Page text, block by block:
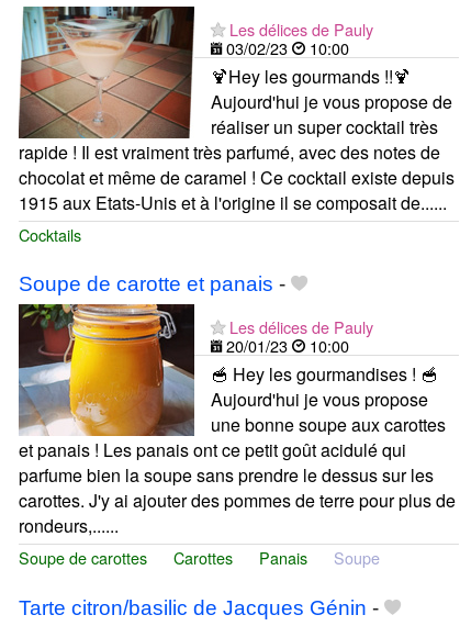
Les délices de Pauly
03/02/23
10:00
🍹Hey les gourmands !!🍹
Aujourd'hui je vous propose de
réaliser un super cocktail très
rapide ! Il est vraiment très parfumé, avec des notes de
chocolat et même de caramel ! Ce cocktail existe depuis
1915 aux Etats-Unis et à l'origine il se composait de......
Cocktails
Soupe de carotte et panais -
Les délices de Pauly
20/01/23
10:00
🥣 Hey les gourmandises ! 🥣
Aujourd'hui je vous propose
une bonne soupe aux carottes
et panais ! Les panais ont ce petit goût acidulé qui
parfume bien la soupe sans prendre le dessus sur les
carottes. J'y ai ajouter des pommes de terre pour plus de
rondeurs,......
Soupe de carottes Carottes Panais Soupe
Tarte citron/basilic de Jacques Génin -